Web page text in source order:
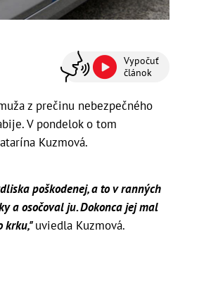
Vypočuť
článok
z prečinu nebezpečného
V pondelok o tom
Kuzmová.
poškodenej, a to v ranných
a osočoval ju. Dokonca jej mal
krku,"uviedla Kuzmová.